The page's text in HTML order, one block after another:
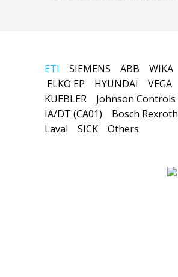
ETI SIEMENS ABB WIKA
ELKO EP
HYUNDAI VEGA
KUEBLER
Johnson Controls
IA/DT (CA01)
Bosch Rexroth
Laval
SICK Others